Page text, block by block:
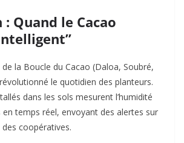
: Quand le Cacao
la Boucle du Cacao (Daloa, Soubré,
le quotidien des planteurs.
dans les sols mesurent l’humidité
temps réel, envoyant des alertes sur
coopératives.